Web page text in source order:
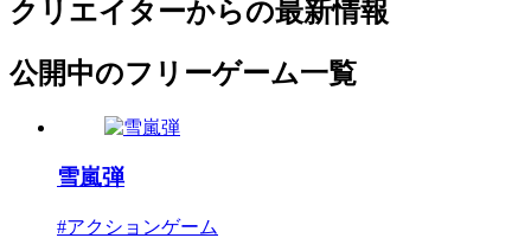
クリエイターからの最新情報
公開中のフリーゲーム一覧
雪嵐弾
#アクションゲーム